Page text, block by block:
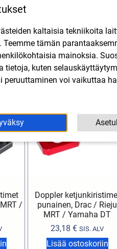
19,90€ SIS. ALV
Lisää ostoskoriin
/
Doppler
punainen, Drac / Rieju
MRT / Yamaha DT
23,18€ SIS. ALV
Lisää ostoskoriin
kaltaisia tekniikoita
Teemme tämän
mainoksia.
tietoja, kuten
peruuttaminen voi vaikuttaa